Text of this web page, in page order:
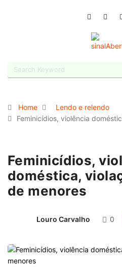
Home
Lendo e relendo
Feminicídios, violência
Feminicídios,
doméstica,
de menores
Louro Carvalho 0